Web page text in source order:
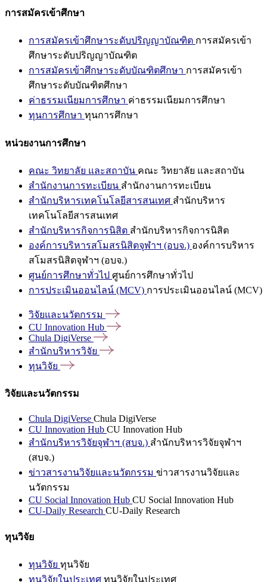
การสมัครเข้าศึกษา
การสมัครเข้าศึกษาระดับปริญญาบัณฑิต การสมัครเข้า
ศึกษาระดับปริญญาบัณฑิต
การสมัครเข้าศึกษาระดับบัณฑิตศึกษา การสมัครเข้า
ศึกษาระดับบัณฑิตศึกษา
ค่าธรรมเนียมการศึกษา ค่าธรรมเนียมการศึกษา
ทุนการศึกษา ทุนการศึกษา
หน่วยงานการศึกษา
คณะ วิทยาลัย และสถาบัน คณะ วิทยาลัย และสถาบัน
สำนักงานการทะเบียน สำนักงานการทะเบียน
สำนักบริหารเทคโนโลยีสารสนเทศ สำนักบริหาร
เทคโนโลยีสารสนเทศ
สำนักบริหารกิจการนิสิต สำนักบริหารกิจการนิสิต
องค์การบริหารสโมสรนิสิตจุฬาฯ (อบจ.) องค์การบริหาร
สโมสรนิสิตจุฬาฯ (อบจ.)
ศูนย์การศึกษาทั่วไป ศูนย์การศึกษาทั่วไป
การประเมินออนไลน์ (MCV) การประเมินออนไลน์ (MCV)
วิจัยและนวัตกรรม
CU Innovation Hub
Chula DigiVerse
สำนักบริหารวิจัย
ทุนวิจัย
วิจัยและนวัตกรรม
Chula DigiVerse Chula DigiVerse
CU Innovation Hub CU Innovation Hub
สำนักบริหารวิจัยจุฬาฯ (สบจ.) สำนักบริหารวิจัยจุฬาฯ
(สบจ.)
ข่าวสารงานวิจัยและนวัตกรรม ข่าวสารงานวิจัยและ
นวัตกรรม
CU Social Innovation Hub CU Social Innovation Hub
CU-Daily Research CU-Daily Research
ทุนวิจัย
ทุนวิจัย ทุนวิจัย
ทุนวิจัยในประเทศ ทุนวิจัยในประเทศ